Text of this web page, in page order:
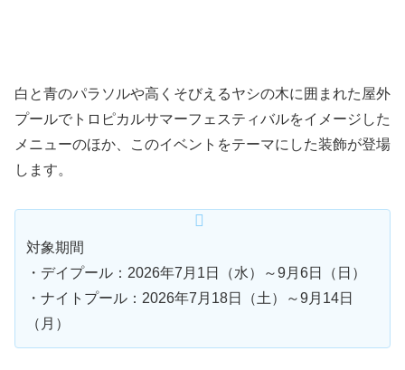
白と青のパラソルや高くそびえるヤシの木に囲まれた屋外
プールでトロピカルサマーフェスティバルをイメージした
メニューのほか、このイベントをテーマにした装飾が登場
します。
対象期間
・デイプール：2026年7月1日（水）～9月6日（日）
・ナイトプール：2026年7月18日（土）～9月14日
（月）